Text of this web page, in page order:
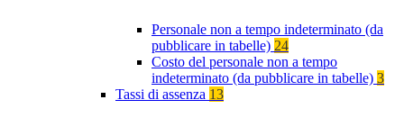
Personale non a tempo indeterminato (da
pubblicare in tabelle) 24
Costo del personale non a tempo
indeterminato (da pubblicare in tabelle) 3
Tassi di assenza 13